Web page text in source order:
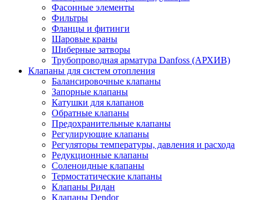
Фасонные элементы
Фильтры
Фланцы и фитинги
Шаровые краны
Шиберные затворы
Трубопроводная арматура Danfoss (АРХИВ)
Клапаны для систем отопления
Балансировочные клапаны
Запорные клапаны
Катушки для клапанов
Обратные клапаны
Предохранительные клапаны
Регулирующие клапаны
Регуляторы температуры, давления и расхода
Редукционные клапаны
Соленоидные клапаны
Термостатические клапаны
Клапаны Ридан
Клапаны Dendor